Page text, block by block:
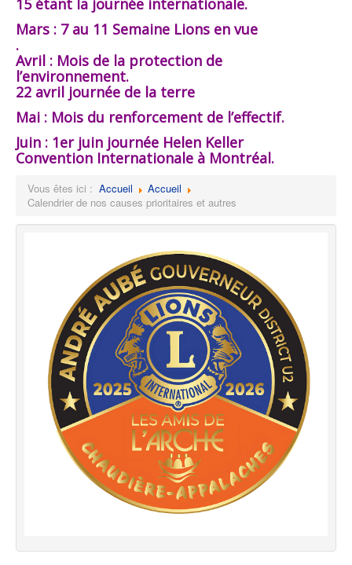
15 étant la journée internationale.
Mars : 7 au 11 Semaine Lions en vue
.
Avril : Mois de la protection de
l’environnement.
22 avril journée de la terre
Mai : Mois du renforcement de l’effectif.
Juin : 1er juin journée Helen Keller
Convention Internationale à Montréal.
Vous êtes ici : Accueil
Accueil
Calendrier de nos causes prioritaires et autres